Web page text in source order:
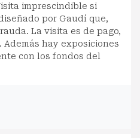
imprescindible si
por Gaudí que,
La visita es de pago,
Además hay exposiciones
con los fondos del